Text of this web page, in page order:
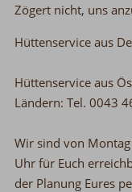
Zögert nicht, uns
Hüttenservice aus
Hüttenservice aus
Ländern: Tel. 0043
Wir sind von
Uhr für Euch
der Planung Eures